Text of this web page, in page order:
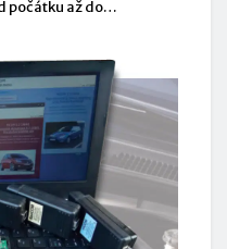
počátku až do